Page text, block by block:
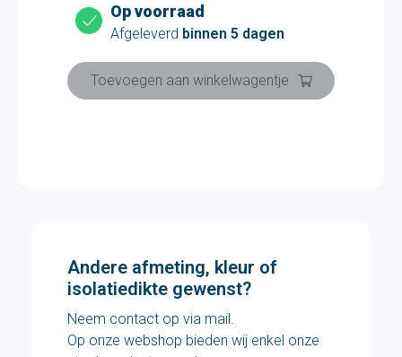
Op voorraad
Afgeleverd binnen 5 dagen
Toevoegen aan winkelwagentje
Andere afmeting, kleur of
isolatiedikte gewenst?
Neem contact op via mail.
Op onze webshop bieden wij enkel onze